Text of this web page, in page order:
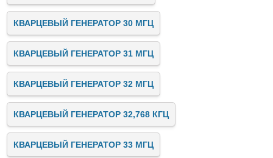
КВАРЦЕВЫЙ ГЕНЕРАТОР 30 МГЦ
КВАРЦЕВЫЙ ГЕНЕРАТОР 31 МГЦ
КВАРЦЕВЫЙ ГЕНЕРАТОР 32 МГЦ
КВАРЦЕВЫЙ ГЕНЕРАТОР 32,768 КГЦ
КВАРЦЕВЫЙ ГЕНЕРАТОР 33 МГЦ